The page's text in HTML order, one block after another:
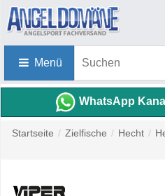
Menü
WhatsApp
Startseite / Zielfische / Hecht /